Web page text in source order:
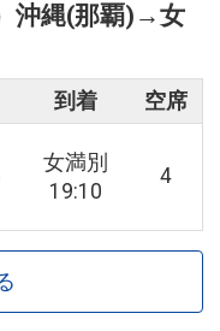
沖縄(那覇) →女
到着 空席
女満別
19:10
4